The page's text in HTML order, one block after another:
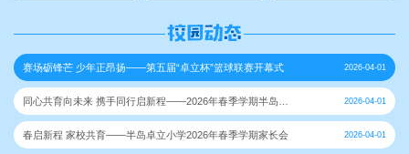
赛场砺锋芒 少年正昂扬——第五届“卓立杯”篮球联赛开幕式 2026-04-01
同心共育向未来 携手同行启新程——2026年春季学期半岛卓
立小学家委会议
2026-04-01
春启新程 家校共育——半岛卓立小学2026年春季学期家长会 2026-04-01